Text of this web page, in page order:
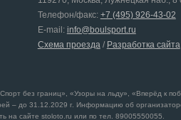
Телефон/факс: +7 (495) 926-43-02
E-mail: info@boulsport.ru
Схема проезда / Разработка сайта
без границ», «Узоры на льду», «Вперёд к
– до 31.12.2029 г. Информацию об
на сайте stoloto.ru или по тел. 89005550055.